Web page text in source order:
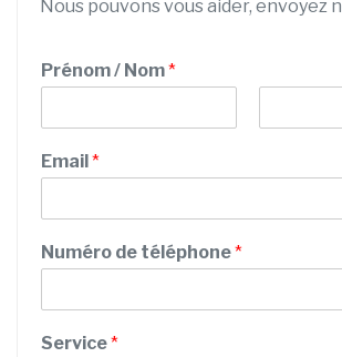
Nous pouvons vous aider, envoyez
Prénom / Nom*
r
é
m
Email *
Numéro de téléphone*
Service*